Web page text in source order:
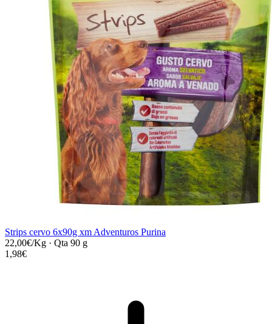
Strips cervo 6x90g xm Adventuros Purina
22,00€/Kg · Qta 90 g
1,98€